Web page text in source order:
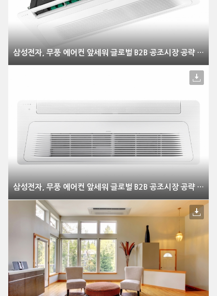
삼성전자, 무풍 에어컨 앞세워 글로벌 B2B 공조시장 공략 강화
삼성전자, 무풍 에어컨 앞세워 글로벌 B2B 공조시장 공략 강화